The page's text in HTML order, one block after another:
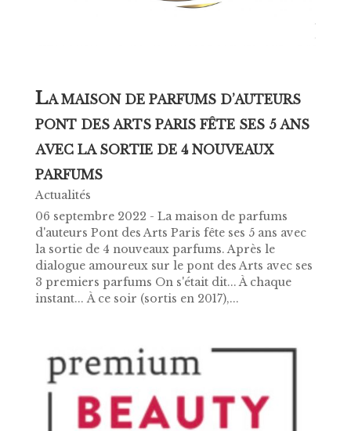
LA MAISON DE PARFUMS D’AUTEURS
PONT DES ARTS PARIS FÊTE SES 5 ANS
AVEC LA SORTIE DE 4 NOUVEAUX
PARFUMS
Actualités
06 septembre 2022 - La maison de parfums
d'auteurs Pont des Arts Paris fête ses 5 ans avec
la sortie de 4 nouveaux parfums. Après le
dialogue amoureux sur le pont des Arts avec ses
3 premiers parfums On s'était dit... À chaque
instant... À ce soir (sortis en 2017),...